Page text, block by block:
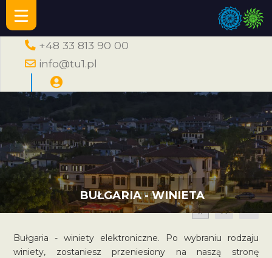
+48 33 813 90 00
info@tu1.pl
BUŁGARIA - WINIETA
A A
Bułgaria - winiety elektroniczne. Po wybraniu rodzaju
winiety, zostaniesz przeniesiony na naszą stronę